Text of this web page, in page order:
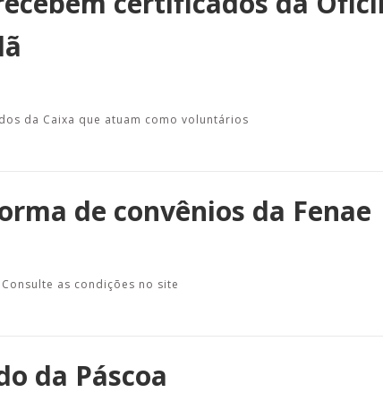
da Caixa que atuam como voluntários
de convênios da Fenae
as condições no site
da Páscoa